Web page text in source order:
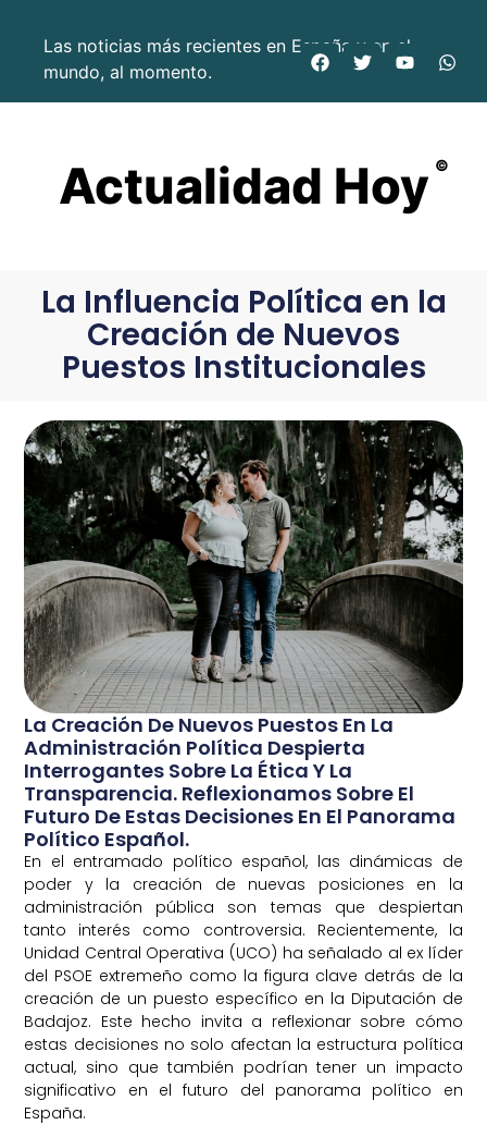
Las noticias más recientes en España y en el
mundo, al momento.
Actualidad Hoy ©
La Influencia Política en la
Creación de Nuevos
Puestos Institucionales
La Creación De Nuevos Puestos En La
Administración Política Despierta
Interrogantes Sobre La Ética Y La
Transparencia. Reflexionamos Sobre El
Futuro De Estas Decisiones En El Panorama
Político Español.
En el entramado político español, las dinámicas de
poder y la creación de nuevas posiciones en la
administración pública son temas que despiertan
tanto interés como controversia. Recientemente, la
Unidad Central Operativa (UCO) ha señalado al ex líder
del PSOE extremeño como la figura clave detrás de la
creación de un puesto específico en la Diputación de
Badajoz. Este hecho invita a reflexionar sobre cómo
estas decisiones no solo afectan la estructura política
actual, sino que también podrían tener un impacto
significativo en el futuro del panorama político en
España.